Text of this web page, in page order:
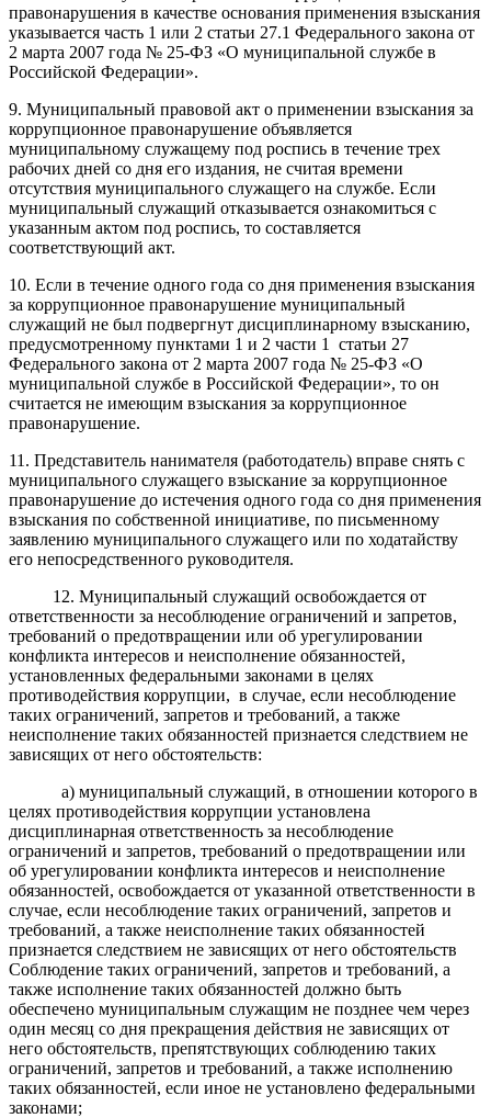
правонарушения в качестве основания применения взыскания
указывается часть 1 или 2 статьи 27.1 Федерального закона от
2 марта 2007 года № 25-ФЗ «О муниципальной службе в
Российской Федерации».
9. Муниципальный правовой акт о применении взыскания за
коррупционное правонарушение объявляется
муниципальному служащему под роспись в течение трех
рабочих дней со дня его издания, не считая времени
отсутствия муниципального служащего на службе. Если
муниципальный служащий отказывается ознакомиться с
указанным актом под роспись, то составляется
соответствующий акт.
10. Если в течение одного года со дня применения взыскания
за коррупционное правонарушение муниципальный
служащий не был подвергнут дисциплинарному взысканию,
предусмотренному пунктами 1 и 2 части 1 статьи 27
Федерального закона от 2 марта 2007 года № 25-ФЗ «О
муниципальной службе в Российской Федерации», то он
считается не имеющим взыскания за коррупционное
правонарушение.
11. Представитель нанимателя (работодатель) вправе снять с
муниципального служащего взыскание за коррупционное
правонарушение до истечения одного года со дня применения
взыскания по собственной инициативе, по письменному
заявлению муниципального служащего или по ходатайству
его непосредственного руководителя.
12. Муниципальный служащий освобождается от
ответственности за несоблюдение ограничений и запретов,
требований о предотвращении или об урегулировании
конфликта интересов и неисполнение обязанностей,
установленных федеральными законами в целях
противодействия коррупции, в случае, если несоблюдение
таких ограничений, запретов и требований, а также
неисполнение таких обязанностей признается следствием не
зависящих от него обстоятельств:
а) муниципальный служащий, в отношении которого в
целях противодействия коррупции установлена
дисциплинарная ответственность за несоблюдение
ограничений и запретов, требований о предотвращении или
об урегулировании конфликта интересов и неисполнение
обязанностей, освобождается от указанной ответственности в
случае, если несоблюдение таких ограничений, запретов и
требований, а также неисполнение таких обязанностей
признается следствием не зависящих от него обстоятельств
Соблюдение таких ограничений, запретов и требований, а
также исполнение таких обязанностей должно быть
обеспечено муниципальным служащим не позднее чем через
один месяц со дня прекращения действия не зависящих от
него обстоятельств, препятствующих соблюдению таких
ограничений, запретов и требований, а также исполнению
таких обязанностей, если иное не установлено федеральными
законами;